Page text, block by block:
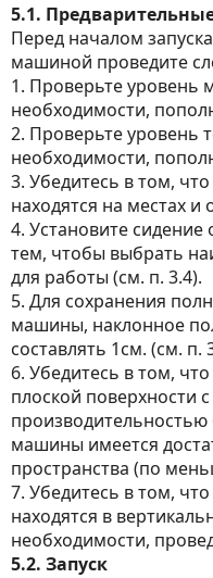
5.1.
Перед началом
машиной проведите
1. Проверьте уровень
необходимости,
2. Проверьте уровень
необходимости,
3. Убедитесь в том,
находятся на местах
4. Установите
тем, чтобы выбрать
для работы (см. п. 3.4).
5. Для сохранения
машины, наклонное
составлять 1см. (см. п.
6. Убедитесь в том,
плоской поверхности
машины имеется
пространства (по
7. Убедитесь в том,
находятся в
необходимости,
5.2. Запуск